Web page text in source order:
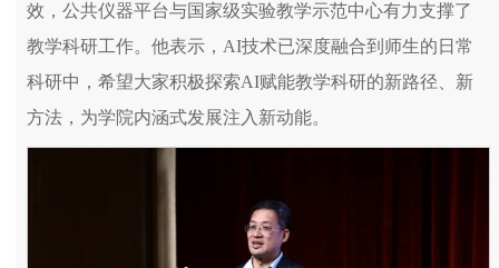
效，公共仪器平台与国家级实验教学示范中心有力支撑了
教学科研工作。他表示，AI技术已深度融合到师生的日常
科研中，希望大家积极探索AI赋能教学科研的新路径、新
方法，为学院内涵式发展注入新动能。